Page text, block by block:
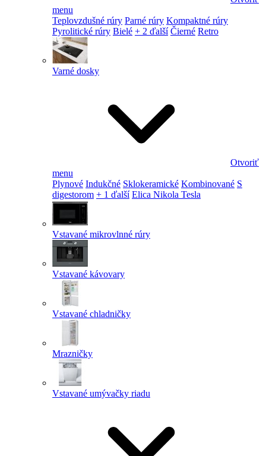
menu
Teplovzdušné rúry Parné rúry Kompaktné rúry
Pyrolitické rúry Bielé + 2 ďalší Čierné Retro
Varné dosky
Otvoriť
menu
Plynové Indukčné Sklokeramické Kombinované S
digestorom + 1 ďalší Elica Nikola Tesla
Vstavané mikrovlnné rúry
Vstavané kávovary
Vstavané chladničky
Mrazničky
Vstavané umývačky riadu